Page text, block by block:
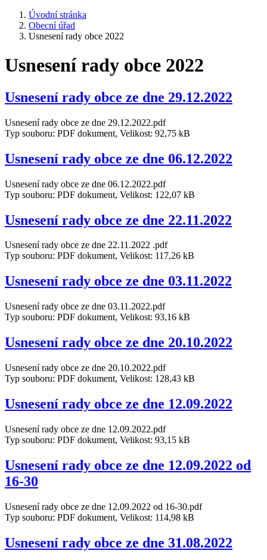
Úvodní stránka
Obecní úřad
Usnesení rady obce 2022
Usnesení rady obce 2022
Usnesení rady obce ze dne 29.12.2022
Usnesení rady obce ze dne 29.12.2022.pdf
Typ souboru: PDF dokument, Velikost: 92,75 kB
Usnesení rady obce ze dne 06.12.2022
Usnesení rady obce ze dne 06.12.2022.pdf
Typ souboru: PDF dokument, Velikost: 122,07 kB
Usnesení rady obce ze dne 22.11.2022
Usnesení rady obce ze dne 22.11.2022 .pdf
Typ souboru: PDF dokument, Velikost: 117,26 kB
Usnesení rady obce ze dne 03.11.2022
Usnesení rady obce ze dne 03.11.2022.pdf
Typ souboru: PDF dokument, Velikost: 93,16 kB
Usnesení rady obce ze dne 20.10.2022
Usnesení rady obce ze dne 20.10.2022.pdf
Typ souboru: PDF dokument, Velikost: 128,43 kB
Usnesení rady obce ze dne 12.09.2022
Usnesení rady obce ze dne 12.09.2022.pdf
Typ souboru: PDF dokument, Velikost: 93,15 kB
Usnesení rady obce ze dne 12.09.2022 od
16-30
Usnesení rady obce ze dne 12.09.2022 od 16-30.pdf
Typ souboru: PDF dokument, Velikost: 114,98 kB
Usnesení rady obce ze dne 31.08.2022